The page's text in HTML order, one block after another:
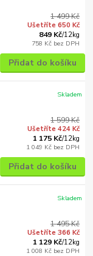
1 499 Kč
Ušetříte 650 Kč
849 Kč/12kg
758 Kč bez DPH
Přidat do košíku
1 599 Kč
Ušetříte 424 Kč
1 175 Kč/12kg
1 049 Kč bez DPH
Skladem
Přidat do košíku
1 495 Kč
Ušetříte 366 Kč
1 129 Kč/12kg
1 008 Kč bez DPH
Skladem